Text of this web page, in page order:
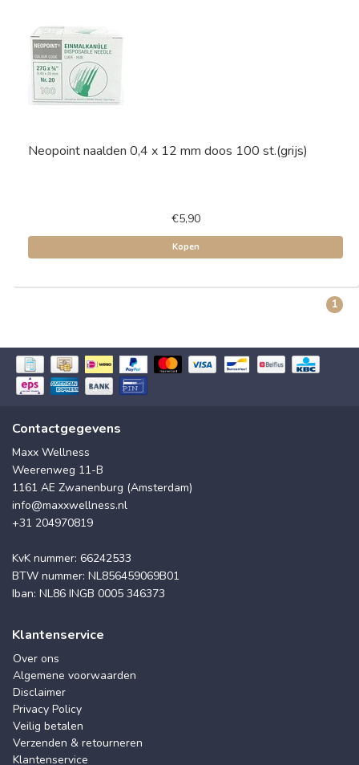
Neopoint naalden 0,4 x 12 mm doos 100 st.(grijs)
€5,90
Kopen
1
Contactgegevens
Maxx Wellness
Weerenweg 11-B
1161 AE Zwanenburg (Amsterdam)
info@maxxwellness.nl
+31 204970819
KvK nummer: 66242533
BTW nummer: NL856459069B01
Iban: NL86 INGB 0005 346373
Klantenservice
Over ons
Algemene voorwaarden
Disclaimer
Privacy Policy
Veilig betalen
Verzenden & retourneren
Klantenservice